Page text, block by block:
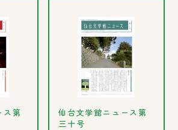
ス第
仙台文学館ニュース第
三十号